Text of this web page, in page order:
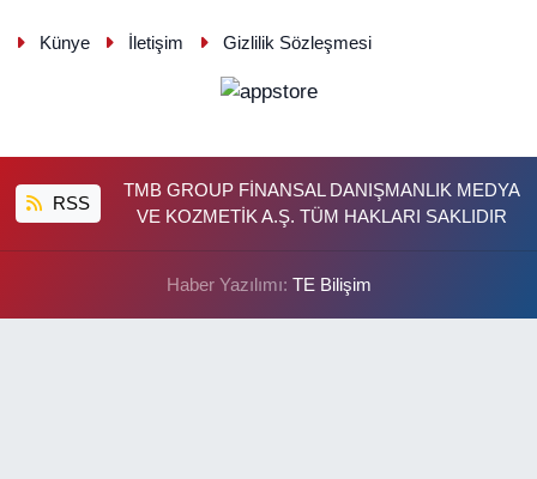
Künye İletişim Gizlilik Sözleşmesi
RSS
TMB GROUP FİNANSAL DANIŞMANLIK MEDYA
VE KOZMETİK A.Ş. TÜM HAKLARI SAKLIDIR
Haber Yazılımı: TE Bilişim